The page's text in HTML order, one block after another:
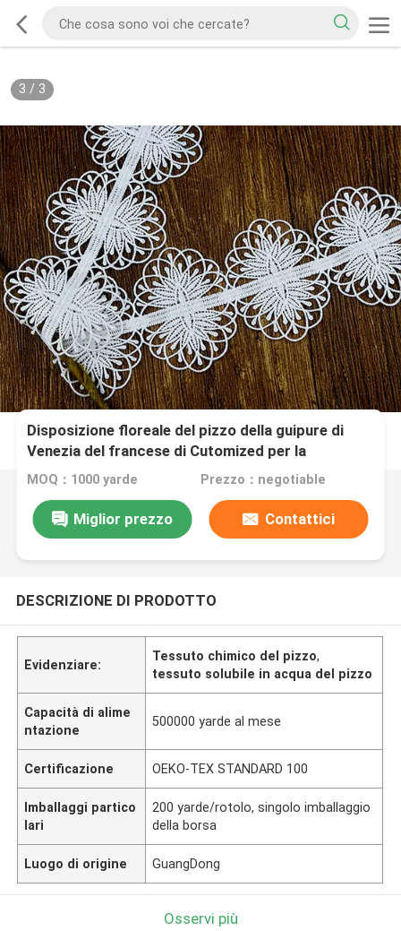
3 / 3
Disposizione floreale del pizzo della guipure di
Venezia del francese di Cutomized per la
larghezza del nastro 7CM dell'abito
MOQ：1000 yarde Prezzo：negotiable
Miglior prezzo Contattici
DESCRIZIONE DI PRODOTTO
Evidenziare:
Tessuto chimico del pizzo,
tessuto solubile in acqua del pizzo
Capacità di alime
ntazione
500000 yarde al mese
Certificazione OEKO-TEX STANDARD 100
Imballaggi partico
lari
200 yarde/rotolo, singolo imballaggio
della borsa
Luogo di origine GuangDong
Osservi più